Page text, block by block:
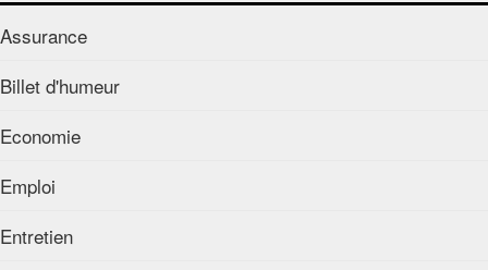
Assurance
Billet d'humeur
Economie
Emploi
Entretien